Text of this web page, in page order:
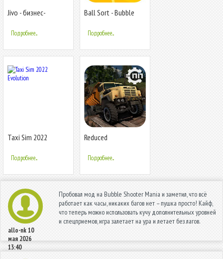
Jivo - бизнес-
Подробнее...
Ball Sort - Bubble
Подробнее...
Taxi Sim 2022
Подробнее...
Reduced
RTHD
Подробнее...
allo-nk10
мая 2026
13:40
Пробовал мод на Bubble Shooter Mania и заметил, что всё
работает как часы, никаких багов нет – пушка просто! Кайф,
что теперь можно использовать кучу дополнительных уровней
и спецприемов, игра залетает на ура и летает без лагов.